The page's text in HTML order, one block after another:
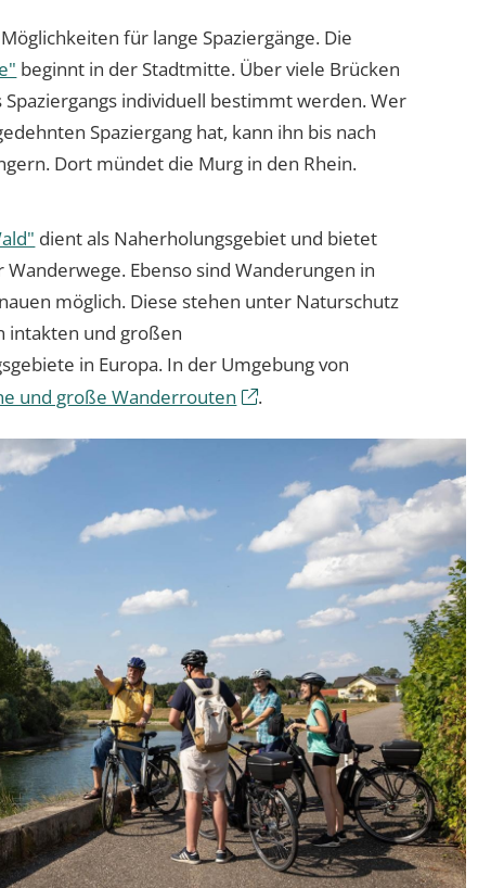
für lange Spaziergänge. Die
beginnt in der Stadtmitte. Über viele Brücken
Spaziergangs individuell bestimmt werden. Wer
Spaziergang hat, kann ihn bis nach
Dort mündet die Murg in den Rhein.
dient als Naherholungsgebiet und bietet
Ebenso sind Wanderungen in
möglich. Diese stehen unter Naturschutz
intakten und großen
in Europa. In der Umgebung von
und große Wanderrouten .